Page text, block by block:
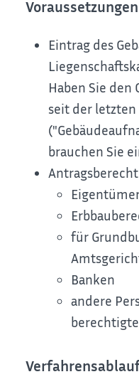
Voraussetzungen
Eintrag des
Haben Sie den
seit der
brauchen Sie
für
Banken
andere